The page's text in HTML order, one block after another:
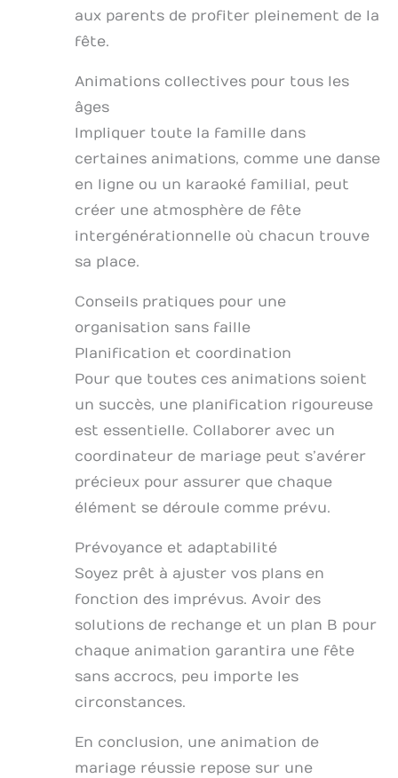
aux parents de profiter pleinement de la
fête.
Animations collectives pour tous les
âges
Impliquer toute la famille dans
certaines animations, comme une danse
en ligne ou un karaoké familial, peut
créer une atmosphère de fête
intergénérationnelle où chacun trouve
sa place.
Conseils pratiques pour une
organisation sans faille
Planification et coordination
Pour que toutes ces animations soient
un succès, une planification rigoureuse
est essentielle. Collaborer avec un
coordinateur de mariage peut s’avérer
précieux pour assurer que chaque
élément se déroule comme prévu.
Prévoyance et adaptabilité
Soyez prêt à ajuster vos plans en
fonction des imprévus. Avoir des
solutions de rechange et un plan B pour
chaque animation garantira une fête
sans accrocs, peu importe les
circonstances.
En conclusion, une animation de
mariage réussie repose sur une